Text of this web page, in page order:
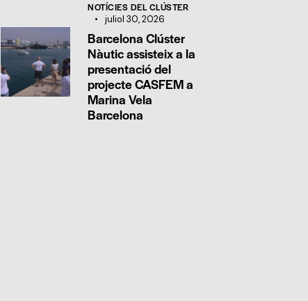
NOTÍCIES DEL CLÚSTER
juliol 30, 2026
Barcelona Clúster
Nàutic assisteix a la
presentació del
projecte CASFEM a
Marina Vela
Barcelona